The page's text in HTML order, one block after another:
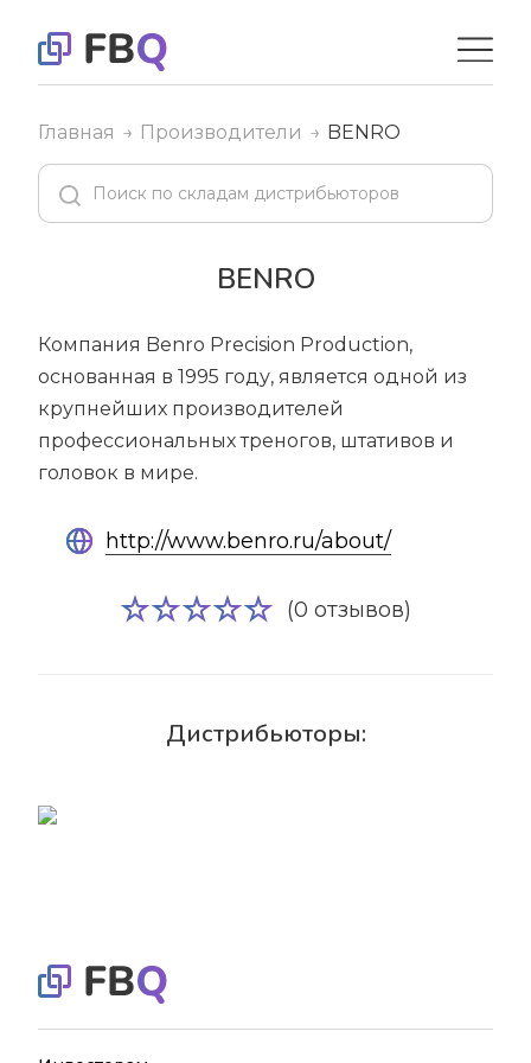
Главная Производители BENRO
BENRO
Компания Benro Precision Production,
основанная в 1995 году, является одной из
крупнейших производителей
профессиональных треногов, штативов и
головок в мире.
http://www.benro.ru/about/
(0 отзывов)
Дистрибьюторы: